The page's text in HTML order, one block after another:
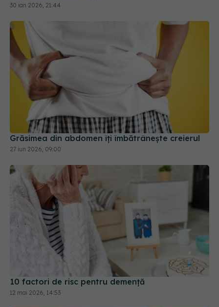
30 ian 2026, 21:44
Grăsimea din abdomen îți îmbătrânește creierul
27 iun 2026, 09:00
10 factori de risc pentru demență
12 mai 2026, 14:53